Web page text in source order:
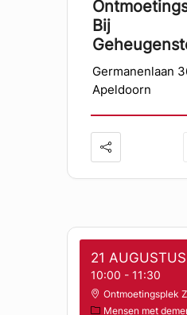
Bij
Germanenlaan
Apeldoorn
21 AUGUSTUS
10:00 - 11:30
Ontmoetingsplek
Mensen met